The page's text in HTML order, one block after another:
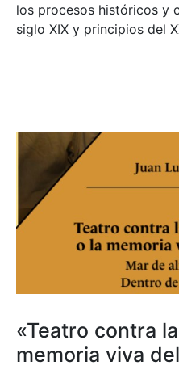
los procesos históricos y
siglo XIX y principios del
«Teatro contra
memoria viva